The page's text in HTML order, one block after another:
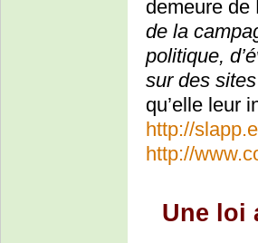
demeure
de la
politique,
sur des
qu’elle leur
http://
http://
Une loi